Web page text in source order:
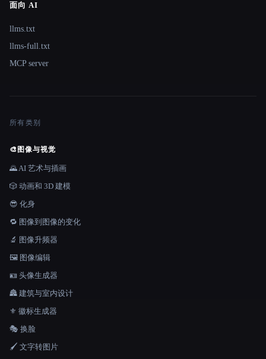
面向 AI
llms.txt
llms-full.txt
MCP server
所有类别
🎨 图像与视觉
🌄 AI 艺术与插画
🎲 动画和 3D 建模
😎 化身
🔁 图像到图像的变化
🔬 图像升频器
🖼️ 图像编辑
🪪 头像生成器
🏯 建筑与室内设计
⚜️ 徽标生成器
🎭 换脸
🖌️ 文字转图片